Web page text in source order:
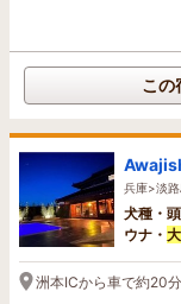
この
兵庫>淡路
犬種・
ウナ・
洲本ICから車で約20分